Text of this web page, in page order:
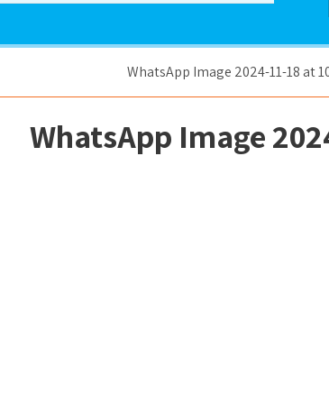
WhatsApp Image 2024-11-18 at
WhatsApp Image